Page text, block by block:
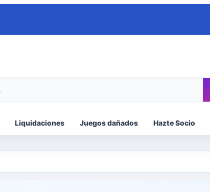
Liquidaciones Juegos dañados Hazte Socio